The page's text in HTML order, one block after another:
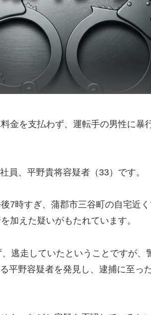
金を支払わず、運転手の男性に暴
、平野貴将容疑者（33）です。
7時すぎ、蒲郡市三谷町の自宅近
加えた疑いがもたれています。
逃走していたということですが、
平野容疑者を発見し、逮捕に至っ